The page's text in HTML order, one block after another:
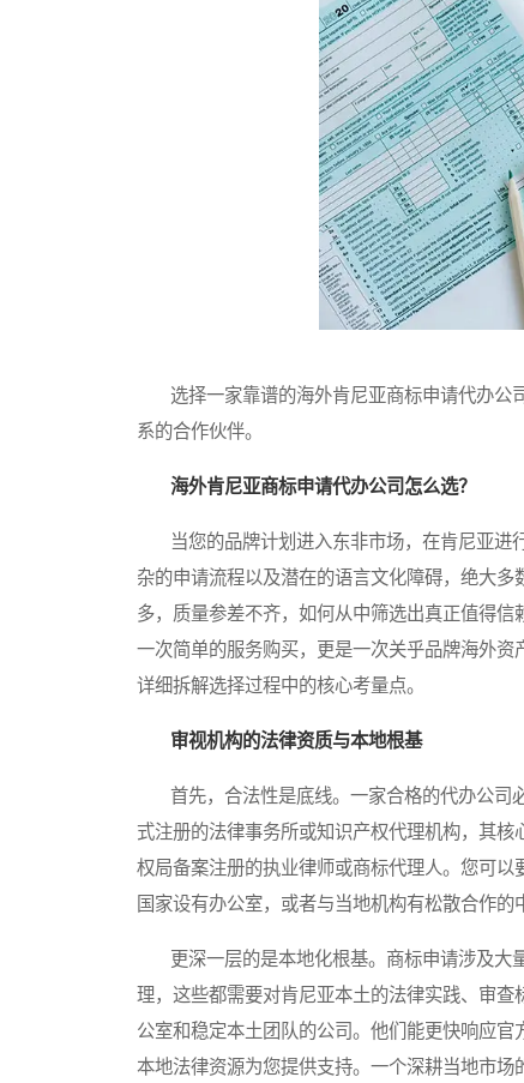
选择一家靠谱的海外肯尼亚商标申请代办公
系的合作伙伴。
海外肯尼亚商标申请代办公司怎么选？
当您的品牌计划进入东非市场，在肯尼亚进
杂的申请流程以及潜在的语言文化障碍，绝大
多，质量参差不齐，如何从中筛选出真正值得
一次简单的服务购买，更是一次关乎品牌海外
详细拆解选择过程中的核心考量点。
审视机构的法律资质与本地根基
首先，合法性是底线。一家合格的代办公司
式注册的法律事务所或知识产权代理机构，其
权局备案注册的执业律师或商标代理人。您可
国家设有办公室，或者与当地机构有松散合作的
更深一层的是本地化根基。商标申请涉及大
理，这些都需要对肯尼亚本土的法律实践、审
公室和稳定本土团队的公司。他们能更快响应
本地法律资源为您提供支持。一个深耕当地市场